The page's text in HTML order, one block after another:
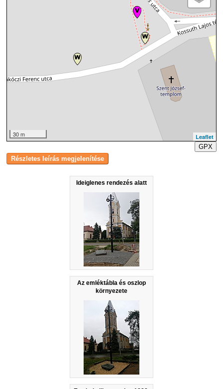
Ideiglenes rendezés alatt
Az emléktábla és oszlop
környezete
30 m
Leaflet
GPX